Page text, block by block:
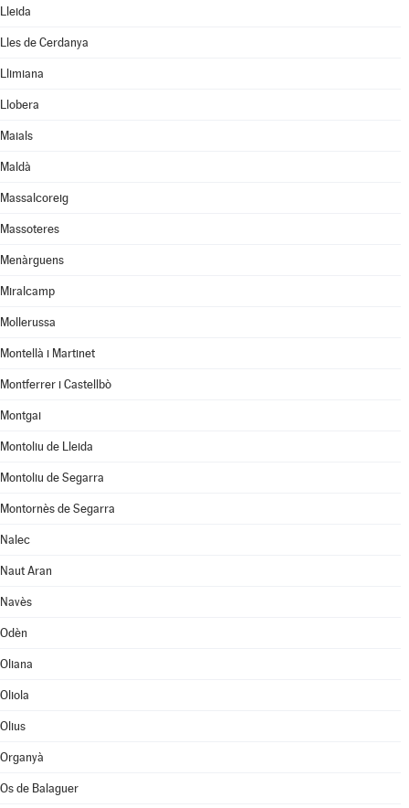
Lleida
Lles de Cerdanya
Llimiana
Llobera
Maials
Maldà
Massalcoreig
Massoteres
Menàrguens
Miralcamp
Mollerussa
Montellà i Martinet
Montferrer i Castellbò
Montgai
Montoliu de Lleida
Montoliu de Segarra
Montornès de Segarra
Nalec
Naut Aran
Navès
Odèn
Oliana
Oliola
Olius
Organyà
Os de Balaguer